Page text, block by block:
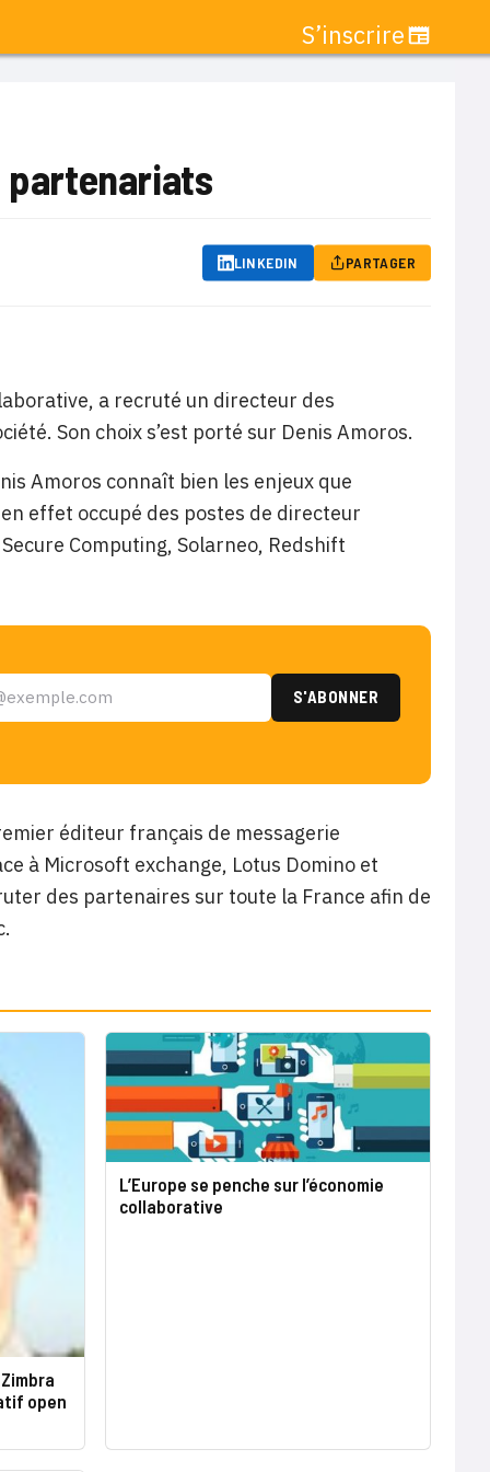
S’inscrire
partenariats
LINKEDIN PARTAGER
a recruté un directeur des
Son choix s’est porté sur Denis Amoros.
Amoros connaît bien les enjeux que
effet occupé des postes de directeur
Computing, Solarneo, Redshift
éditeur français de messagerie
à Microsoft exchange, Lotus Domino et
des partenaires sur toute la France afin de
open
L’Europe se penche sur l’économie
collaborative